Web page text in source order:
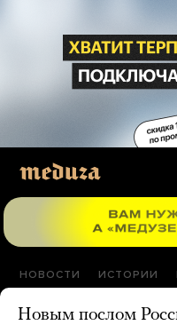
материалам
НОВОСТИ ИСТОРИИ
Новым послом